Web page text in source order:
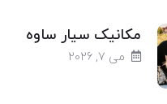
مکانیک سیار ساوه
می 7, 2026